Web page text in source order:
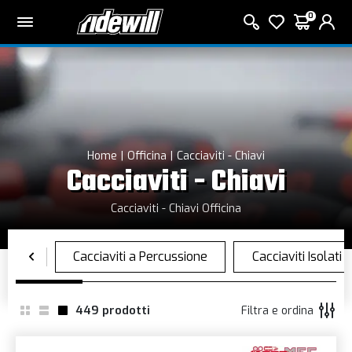
0
Home Officina Cacciaviti - Chiavi
Cacciaviti - Chiavi
Cacciaviti - Chiavi Officina
449 prodotti Filtra e ordina